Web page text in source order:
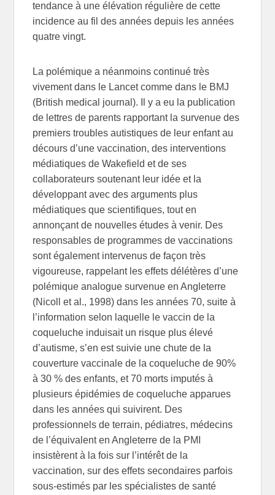
tendance à une élévation régulière de cette
incidence au fil des années depuis les années
quatre vingt.
La polémique a néanmoins continué très
vivement dans le Lancet comme dans le BMJ
(British medical journal). Il y a eu la publication
de lettres de parents rapportant la survenue des
premiers troubles autistiques de leur enfant au
décours d’une vaccination, des interventions
médiatiques de Wakefield et de ses
collaborateurs soutenant leur idée et la
développant avec des arguments plus
médiatiques que scientifiques, tout en
annonçant de nouvelles études à venir. Des
responsables de programmes de vaccinations
sont également intervenus de façon très
vigoureuse, rappelant les effets délétères d’une
polémique analogue survenue en Angleterre
(Nicoll et al., 1998) dans les années 70, suite à
l’information selon laquelle le vaccin de la
coqueluche induisait un risque plus élevé
d’autisme, s’en est suivie une chute de la
couverture vaccinale de la coqueluche de 90%
à 30 % des enfants, et 70 morts imputés à
plusieurs épidémies de coqueluche apparues
dans les années qui suivirent. Des
professionnels de terrain, pédiatres, médecins
de l’équivalent en Angleterre de la PMI
insistèrent à la fois sur l’intérêt de la
vaccination, sur des effets secondaires parfois
sous-estimés par les spécialistes de santé